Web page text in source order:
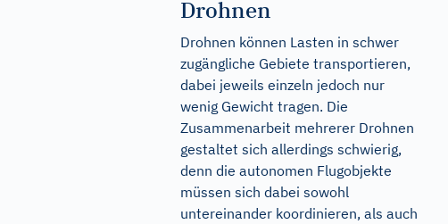
Drohnen
Drohnen können Lasten in schwer
zugängliche Gebiete transportieren,
dabei jeweils einzeln jedoch nur
wenig Gewicht tragen. Die
Zusammenarbeit mehrerer Drohnen
gestaltet sich allerdings schwierig,
denn die autonomen Flugobjekte
müssen sich dabei sowohl
untereinander koordinieren, als auch